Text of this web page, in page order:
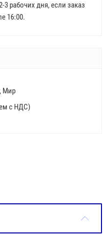
3 рабочих дня, если заказ
16:00.
Мир
с НДС)